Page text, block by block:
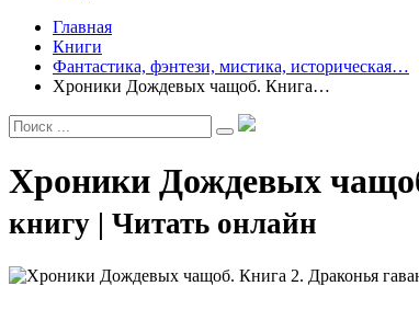
Главная
Книги
Фантастика, фэнтези, мистика, историческая…
Хроники Дождевых чащоб. Книга…
Хроники Дождевых
книгу | Читать онлайн